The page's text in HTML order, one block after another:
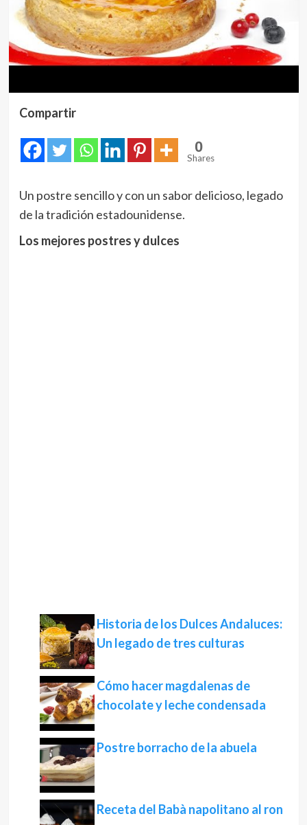
Compartir
0
Shares
Un postre sencillo y con un sabor delicioso, legado
de la tradición estadounidense.
Los mejores postres y dulces
Historia de los Dulces Andaluces:
Un legado de tres culturas
Cómo hacer magdalenas de
chocolate y leche condensada
Postre borracho de la abuela
Receta del Babà napolitano al ron